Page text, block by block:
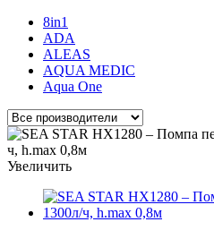
8in1
ADA
ALEAS
AQUA MEDIC
Aqua One
Увеличить